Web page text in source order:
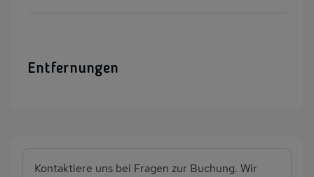
Entfernungen
Kontaktiere uns bei Fragen zur Buchung. Wir